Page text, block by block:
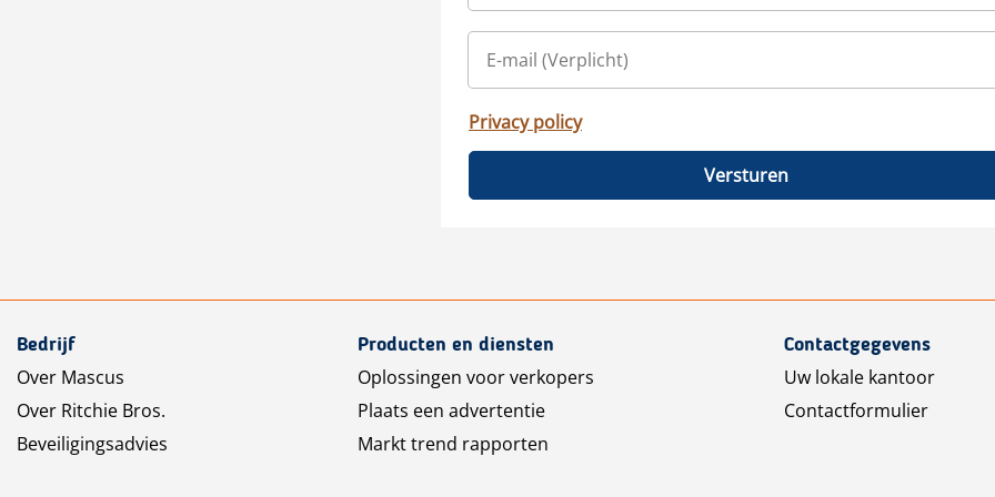
Privacy policy
Versturen
Bedrijf
Over Mascus
Over Ritchie Bros.
Beveiligingsadvies
Producten en diensten
Oplossingen voor verkopers
Plaats een advertentie
Markt trend rapporten
Contactgegevens
Uw lokale kantoor
Contactformulier